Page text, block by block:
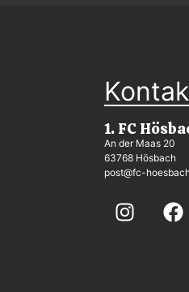
1. FC
An der Maas 20
63768 Hösbach
post@fc-